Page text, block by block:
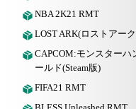
NBA 2K21 RMT
LOST ARK(ロストアー
CAPCOM:モンスターハ
ールド(Steam版)
FIFA21 RMT